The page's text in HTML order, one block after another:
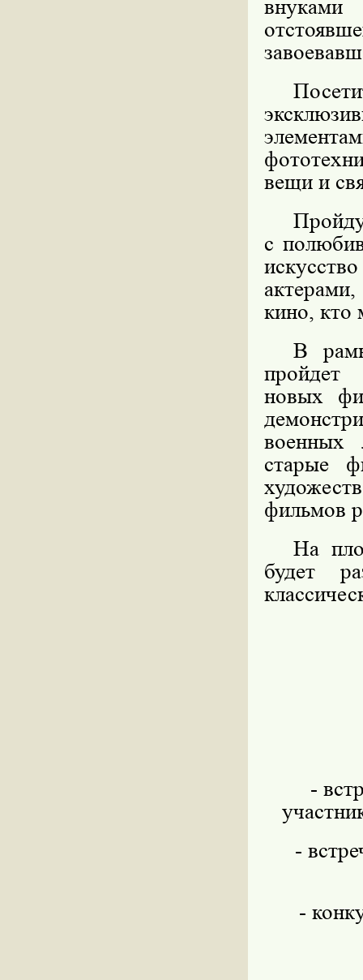
вещи и
с
кино, кто
В
пройдет
новых
военных
старые
фильмов
На
будет
-
-
-